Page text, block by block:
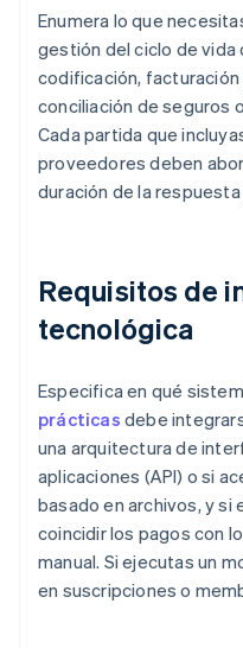
Enumera lo que
gestión del ciclo de
codificación,
conciliación de seguros
Cada partida que
proveedores deben
duración de la
Requisitos de
tecnológica
Especifica en qué
prácticas debe
una arquitectura de
aplicaciones (API) o si
basado en archivos, y si
coincidir los pagos con
manual. Si ejecutas un
en suscripciones o